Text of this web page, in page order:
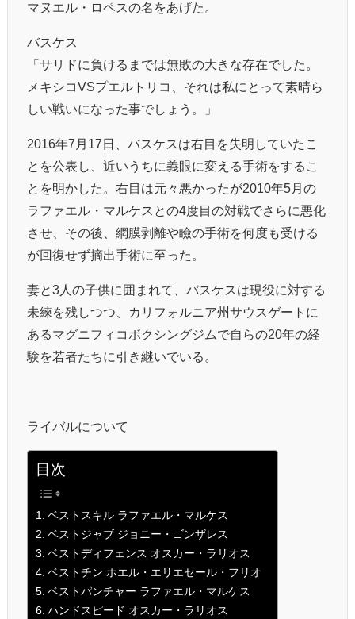
マヌエル・ロペスの名をあげた。
バスケス
「サリドに負けるまでは無敗の大きな存在でした。
メキシコVSプエルトリコ、それは私にとって素晴ら
しい戦いになった事でしょう。」
2016年7月17日、バスケスは右目を失明していたこ
とを公表し、近いうちに義眼に変える手術をするこ
とを明かした。右目は元々悪かったが2010年5月の
ラファエル・マルケスとの4度目の対戦でさらに悪化
させ、その後、網膜剥離や瞼の手術を何度も受ける
が回復せず摘出手術に至った。
妻と3人の子供に囲まれて、バスケスは現役に対する
未練を残しつつ、カリフォルニア州サウスゲートに
あるマグニフィコボクシングジムで自らの20年の経
験を若者たちに引き継いでいる。
ライバルについて
目次
ベストスキル ラファエル・マルケス
ベストジャブ ジョニー・ゴンザレス
ベストディフェンス オスカー・ラリオス
ベストチン ホエル・エリエセール・フリオ
ベストパンチャー ラファエル・マルケス
ハンドスピード オスカー・ラリオス